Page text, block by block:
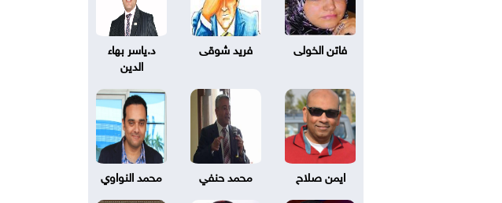
فاتن الخولى فريد شوقى
د.ياسر بهاء
الدين
ايمن صلاح محمد حنفي محمد النواوي